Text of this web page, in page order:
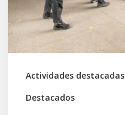
Actividades destacadas
Destacados
de
ficción
se
graba